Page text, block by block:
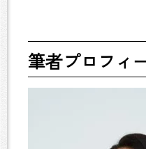
筆者プロフィ